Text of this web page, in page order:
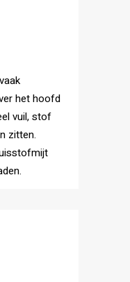
het hoofd
vuil, stof
zitten.